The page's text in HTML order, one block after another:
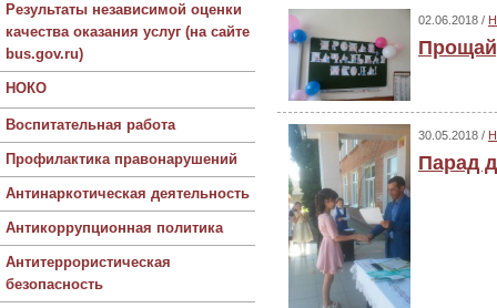
Результаты независимой оценки
качества оказания услуг (на сайте
bus.gov.ru)
НОКО
Воспитательная работа
Профилактика правонарушений
Антинаркотическая деятельность
Антикоррупционная политика
Антитеррористическая
безопасность
02.06.2018 /
30.05.2018 /
Парад